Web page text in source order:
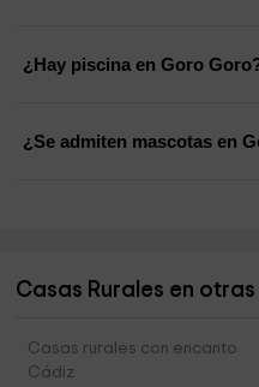
¿Hay piscina en Goro
¿Se admiten mascotas en
Casas Rurales en
Casas rurales con encanto
Cádiz